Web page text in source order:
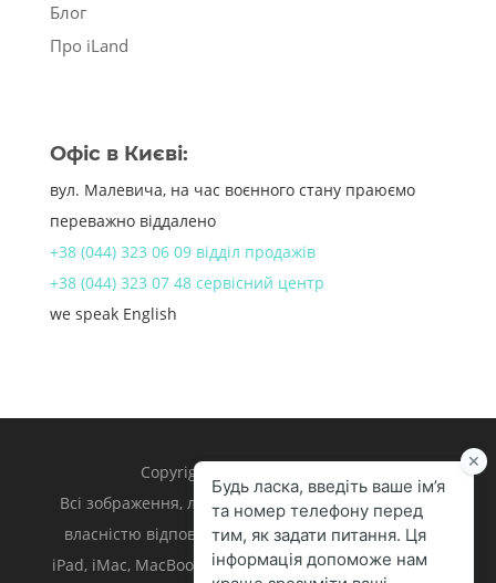
Блог
Про iLand
Офіс в Києві:
вул. Малевича, на час воєнного стану праюємо
переважно віддалено
+38 (044) 323 06 09 відділ продажів
+38 (044) 323 07 48 сервісний центр
we speak English
Copyright 1998 – 2024 iLand.
Всі зображення, логотипи та торгівельні марки є
власністю відповідних власників. Apple, iPhone,
iPad, iMac, MacBook, Mac є торгівельними марками